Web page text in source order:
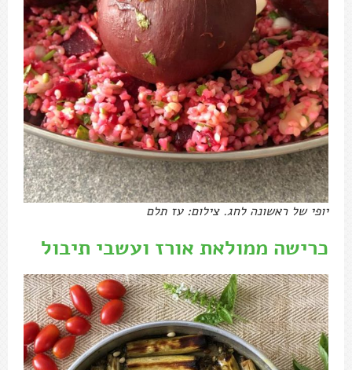
יופי של ראשונה לחג. צילום: עז תלם
כרישה ממולאת אורז ועשבי תיבול